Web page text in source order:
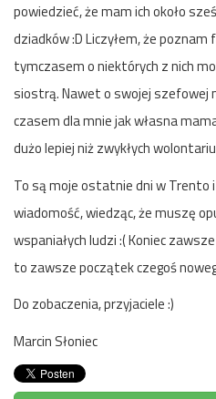
powiedzieć, że mam ich około
dziadków :D Liczyłem, że poznam
tymczasem o niektórych z nich
siostrą. Nawet o swojej szefowej
czasem dla mnie jak własna
dużo lepiej niż zwykłych
To są moje ostatnie dni w Trento
wiadomość, wiedząc, że muszę
wspaniałych ludzi :( Koniec
to zawsze początek czegoś
Do zobaczenia, przyjaciele :)
Marcin Słoniec